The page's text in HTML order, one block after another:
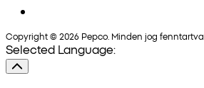
Copyright © 2026 Pepco. Minden jog fenntartva.
Selected Language: